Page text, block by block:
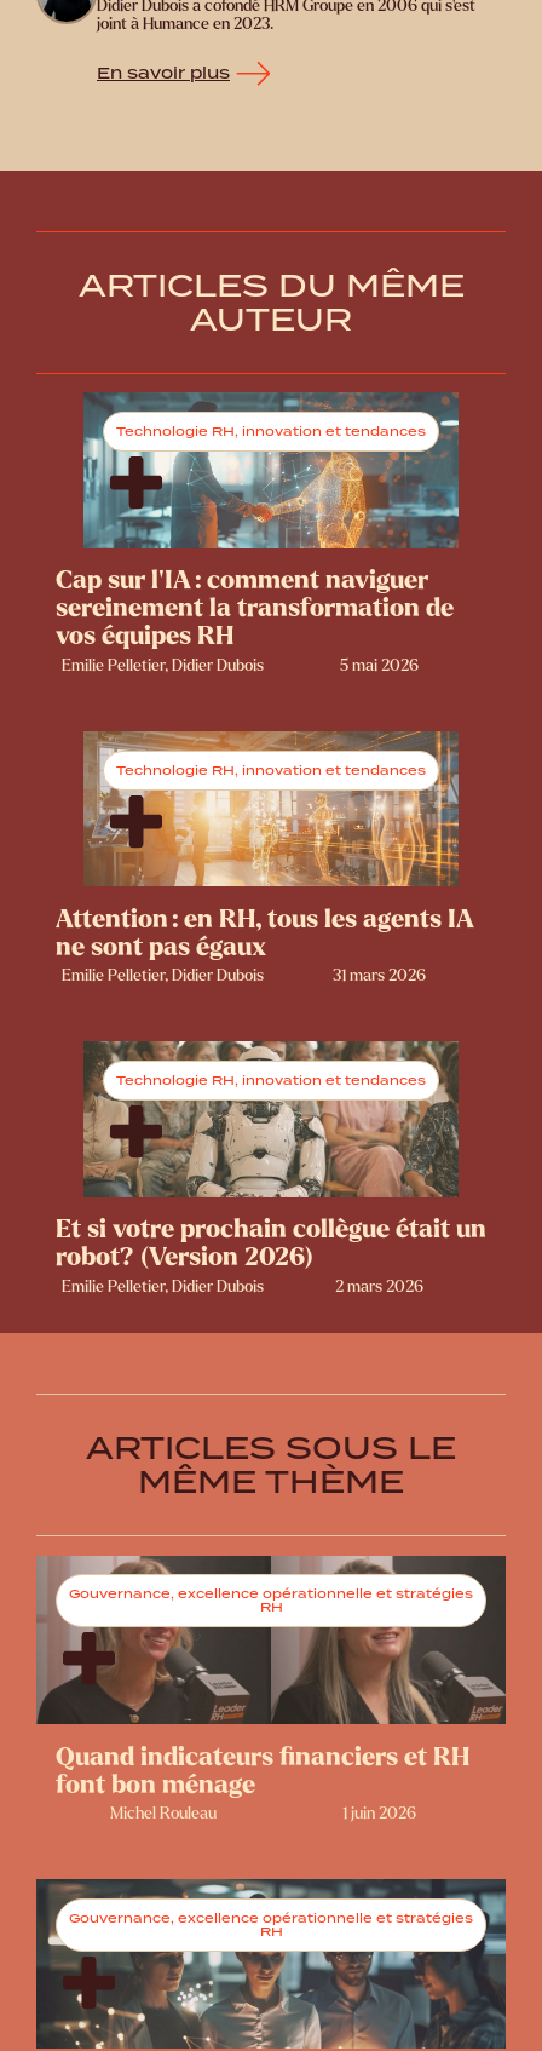
Didier Dubois a cofondé HRM Groupe en 2006 qui s'est
joint à Humance en 2023.
En savoir plus
ARTICLES DU MÊME
AUTEUR
Technologie RH, innovation et tendances
Cap sur l’IA : comment naviguer
sereinement la transformation de
vos équipes RH
Emilie Pelletier, Didier Dubois 5 mai 2026
Technologie RH, innovation et tendances
Attention : en RH, tous les agents IA
ne sont pas égaux
Emilie Pelletier, Didier Dubois 31 mars 2026
Technologie RH, innovation et tendances
Et si votre prochain collègue était un
robot? (Version 2026)
Emilie Pelletier, Didier Dubois 2 mars 2026
ARTICLES SOUS LE
MÊME THÈME
Gouvernance, excellence opérationnelle et stratégies
RH
Quand indicateurs financiers et RH
font bon ménage
Michel Rouleau 1 juin 2026
Gouvernance, excellence opérationnelle et stratégies
RH